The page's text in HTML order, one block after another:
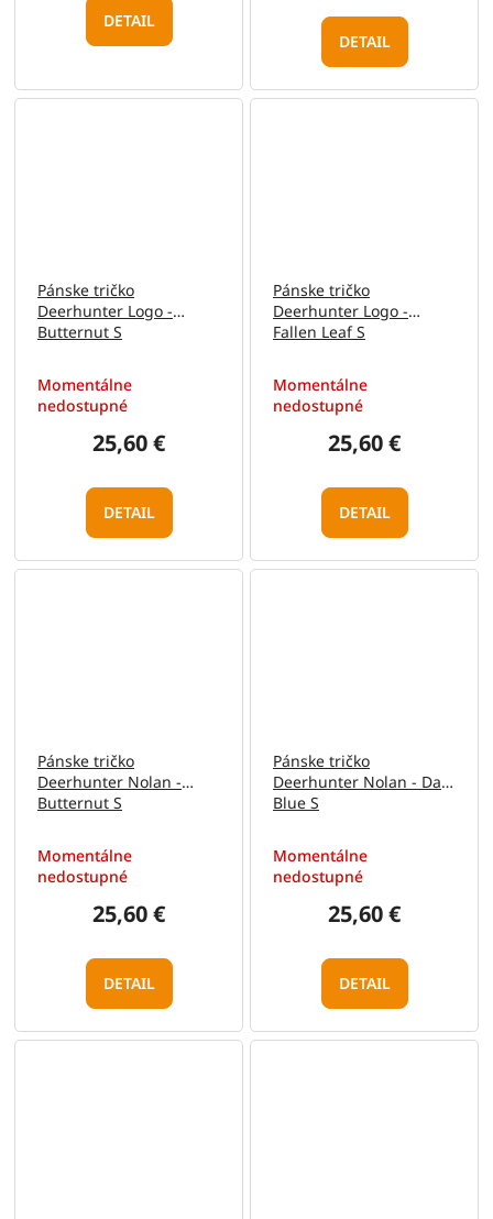
DETAIL
DETAIL
Pánske tričko
Deerhunter Logo -
Butternut S
Momentálne
nedostupné
25,60 €
DETAIL
Pánske tričko
Deerhunter Logo -
Fallen Leaf S
Momentálne
nedostupné
25,60 €
DETAIL
Pánske tričko
Deerhunter Nolan -
Butternut S
Momentálne
nedostupné
25,60 €
DETAIL
Pánske tričko
Deerhunter Nolan - Dark
Blue S
Momentálne
nedostupné
25,60 €
DETAIL